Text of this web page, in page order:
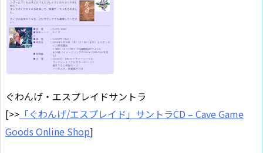
ぐわんげ・エスプレイドサントラ
[>> 「ぐわんげ/エスプレイド」サントラCD – Cave Game
Goods Online Shop]